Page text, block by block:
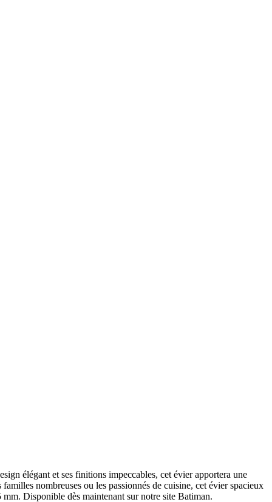
élégant et ses finitions impeccables, cet évier apportera une
nombreuses ou les passionnés de cuisine, cet évier spacieux
Disponible dès maintenant sur notre site Batiman.